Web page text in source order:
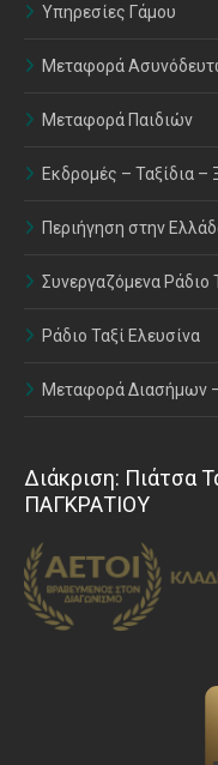
Υπηρεσίες Γάμου
Μεταφορά
Μεταφορά Παιδιών
Εκδρομές – Ταξίδια –
Περιήγηση στην
Συνεργαζόμενα Ράδιο
Ράδιο Ταξί Ελευσίνα
Μεταφορά Διασήμων
Διάκριση: Πιάτσα
ΠΑΓΚΡΑΤΙΟΥ